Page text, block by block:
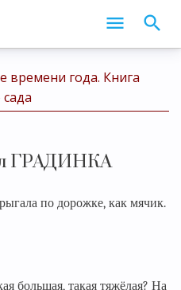
времени года. Книга
ГРАДИНКА
по дорожке, как мячик.
большая, такая тяжёлая? На